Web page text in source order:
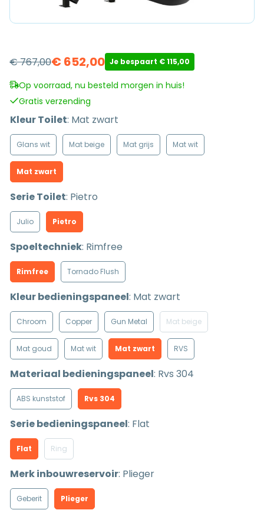
€767,00
Oorspronkelijke
prijs
was:
€ 767,00.
€ 652,00
Huidige
prijs
is:
€ 652,00.
Je bespaart €115,00
Op voorraad, nu besteld morgen in huis!
Gratis verzending
Kleur Toilet: Mat zwart
Glans wit Mat beige Mat grijs Mat wit
Mat zwart
Serie Toilet: Pietro
Julio Pietro
Spoeltechniek: Rimfree
Rimfree Tornado Flush
Kleur bedieningspaneel: Mat zwart
Chroom Copper Gun Metal Mat beige
Mat goud Mat wit Mat zwart RVS
Materiaal bedieningspaneel: Rvs 304
ABS kunststof Rvs 304
Serie bedieningspaneel: Flat
Flat Ring
Merk inbouwreservoir: Plieger
Geberit Plieger